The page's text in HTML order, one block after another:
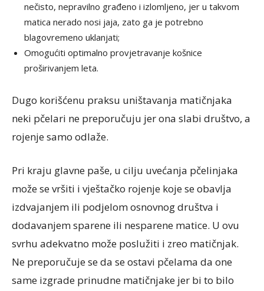
nečisto, nepravilno građeno i izlomljeno, jer u takvom
matica nerado nosi jaja, zato ga je potrebno
blagovremeno uklanjati;
Omogućiti optimalno provjetravanje košnice
proširivanjem leta.
Dugo korišćenu praksu uništavanja matičnjaka
neki pčelari ne preporučuju jer ona slabi društvo, a
rojenje samo odlaže.
Pri kraju glavne paše, u cilju uvećanja pčelinjaka
može se vršiti i vještačko rojenje koje se obavlja
izdvajanjem ili podjelom osnovnog društva i
dodavanjem sparene ili nesparene matice. U ovu
svrhu adekvatno može poslužiti i zreo matičnjak.
Ne preporučuje se da se ostavi pčelama da one
same izgrade prinudne matičnjake jer bi to bilo